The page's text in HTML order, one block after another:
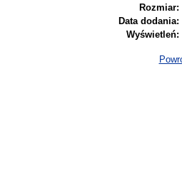
Rozmiar:
Data dodania:
Wyświetleń: